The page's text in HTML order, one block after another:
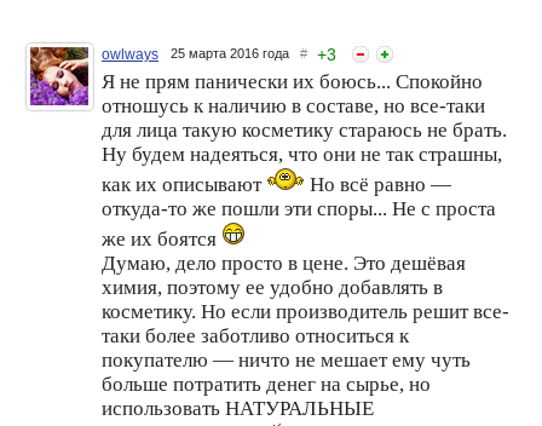
Золотая косметика
косметике: надежды и
разочарования
Густой Домашний
Полезный Майонез Всего
БЕЗ Вредных Добавок!
Витамин Е – ингредиент
must-have в косметике
owlways 25 марта 2016 года # +3
Я не прям панически их боюсь... Спокойно
отношусь к наличию в составе, но все-таки
для лица такую косметику стараюсь не брать.
Ну будем надеяться, что они не так страшны,
как их описывают
Но всё равно —
откуда-то же пошли эти споры... Не с проста
же их боятся
Думаю, дело просто в цене. Это дешёвая
химия, поэтому ее удобно добавлять в
косметику. Но если производитель решит все-
таки более заботливо относиться к
покупателю — ничто не мешает ему чуть
больше потратить денег на сырье, но
использовать НАТУРАЛЬНЫЕ